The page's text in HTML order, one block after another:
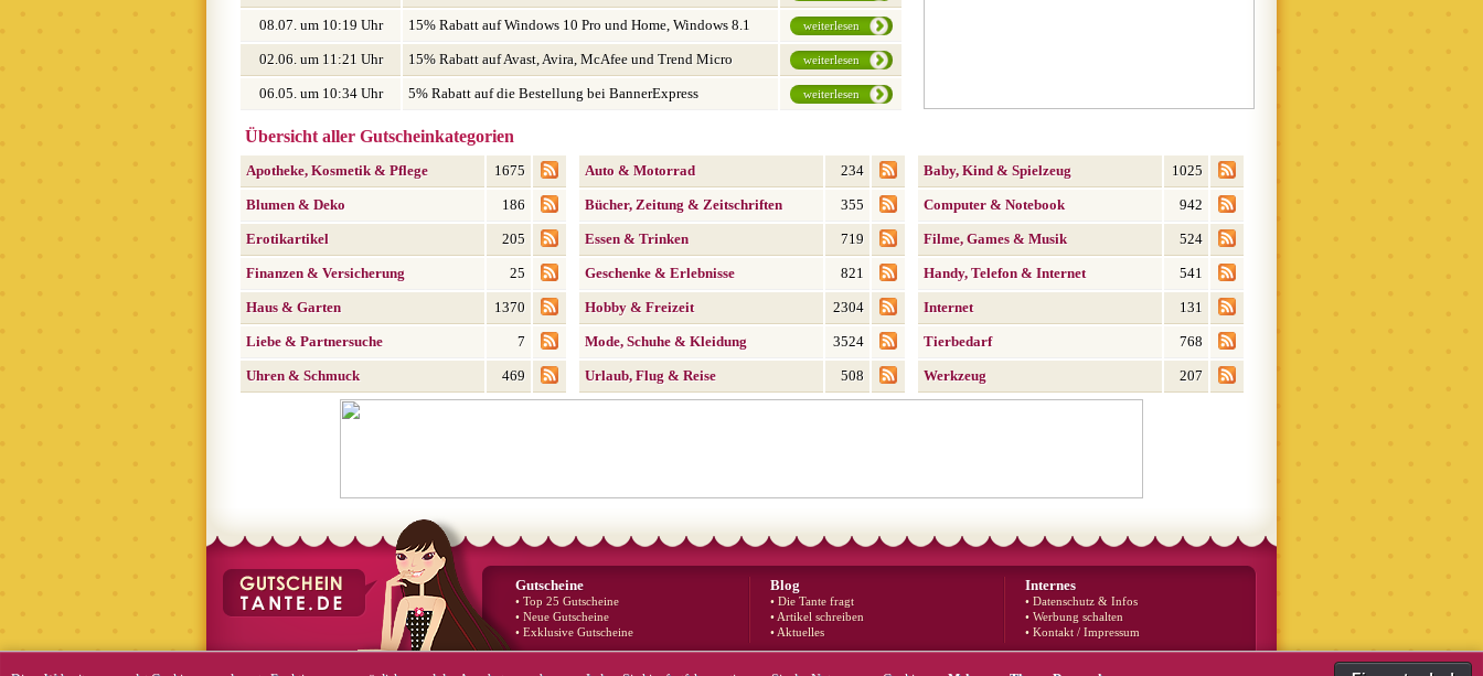
08.07. um 10:19 Uhr
15% Rabatt auf Windows 10 Pro und Home, Windows 8.1
Pro und Windows 7
weiterlesen
02.06. um 11:21 Uhr 15% Rabatt auf Avast, Avira, McAfee und Trend Micro weiterlesen
06.05. um 10:34 Uhr 5% Rabatt auf die Bestellung bei BannerExpress weiterlesen
Übersicht aller Gutscheinkategorien
Apotheke, Kosmetik & Pflege 1675 Auto & Motorrad 234 Baby, Kind & Spielzeug 1025
Blumen & Deko 186 Bücher, Zeitung & Zeitschriften 355 Computer & Notebook 942
Erotikartikel 205 Essen & Trinken 719 Filme, Games & Musik 524
Finanzen & Versicherung 25 Geschenke & Erlebnisse 821 Handy, Telefon & Internet 541
Haus & Garten 1370 Hobby & Freizeit 2304 Internet 131
Liebe & Partnersuche 7 Mode, Schuhe & Kleidung 3524 Tierbedarf 768
Uhren & Schmuck 469 Urlaub, Flug & Reise 508 Werkzeug 207
Gutscheine
• Top 25 Gutscheine
• Neue Gutscheine
• Exklusive Gutscheine
Blog
• Die Tante fragt
• Artikel schreiben
• Aktuelles
Internes
• Datenschutz & Infos
• Werbung schalten
• Kontakt / Impressum